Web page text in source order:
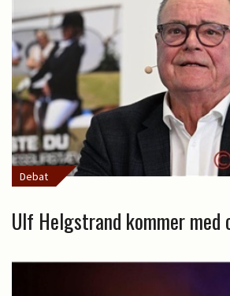
Debat
Ulf Helgstrand kommer med